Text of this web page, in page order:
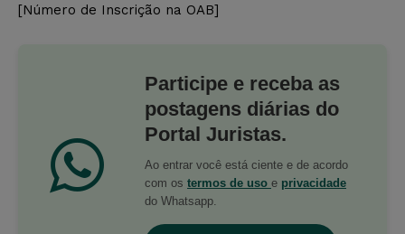
[Número de Inscrição na OAB]
Participe e receba as
postagens diárias do
Portal Juristas.
Ao entrar você está ciente e de acordo
com os termos de uso e privacidade
do Whatsapp.